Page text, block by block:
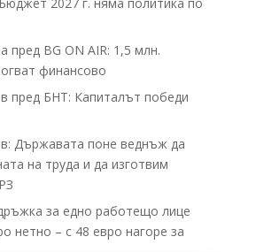
2027 г. няма политика по
пред BG ON AIR: 1,5 млн.
финансово
пред БНТ: Капиталът победи
Държавата поне веднъж да
на труда и да изготвим
за едно работещо лице
нетно – с 48 евро нагоре за